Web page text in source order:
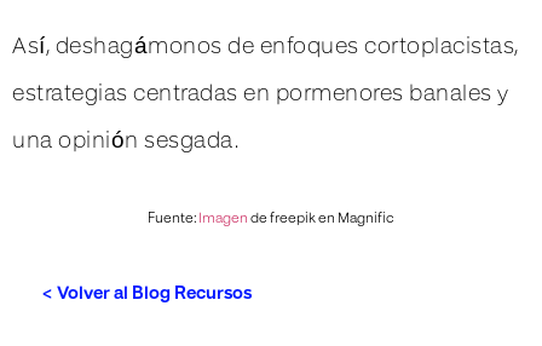
Así, deshagámonos de enfoques cortoplacistas,
estrategias centradas en pormenores banales y
una opinión sesgada.
Fuente: Imagen de freepik en Magnific
< Volver al Blog Recursos